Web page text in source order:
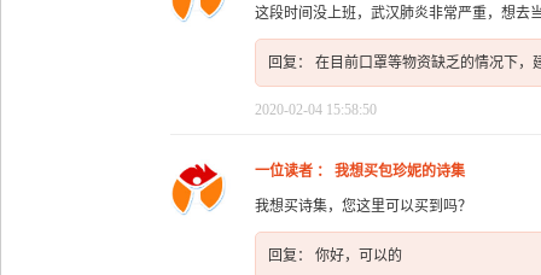
这段时间没上班，武汉肺炎非常严重，想去
回复： 在目前口罩等物资缺乏的情况下
2020-02-04 15:58:50
一位读者 ： 我想买包珍妮的诗集
我想买诗集，您这里可以买到吗？
回复： 你好，可以的